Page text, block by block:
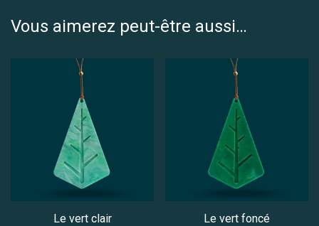
Vous aimerez peut-être aussi…
Le vert clair Le vert foncé